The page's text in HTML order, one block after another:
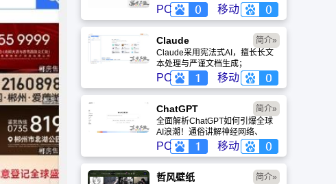
体协作的核心优势。针对其中文能
力、隐私安全及幻觉问题等高频疑
问进行客观解答，提供AI选型参
考。
PC 移动
Claude
Claude采用宪法式AI，擅长长文
本处理与严谨文档生成；
ChatGPT基于RLHF，在复杂推
理、代码与快速迭代上占优。两者
定位不同，各有千秋。
PC 移动
简介»
ChatGPT‌
全面解析ChatGPT如何引爆全球
AI浪潮！通俗讲解神经网络、
Transformer与RLHF核心技术，
带您轻松看懂大语言模型如何重塑
未来。
PC 移动
简介»
哲风壁纸 简介»